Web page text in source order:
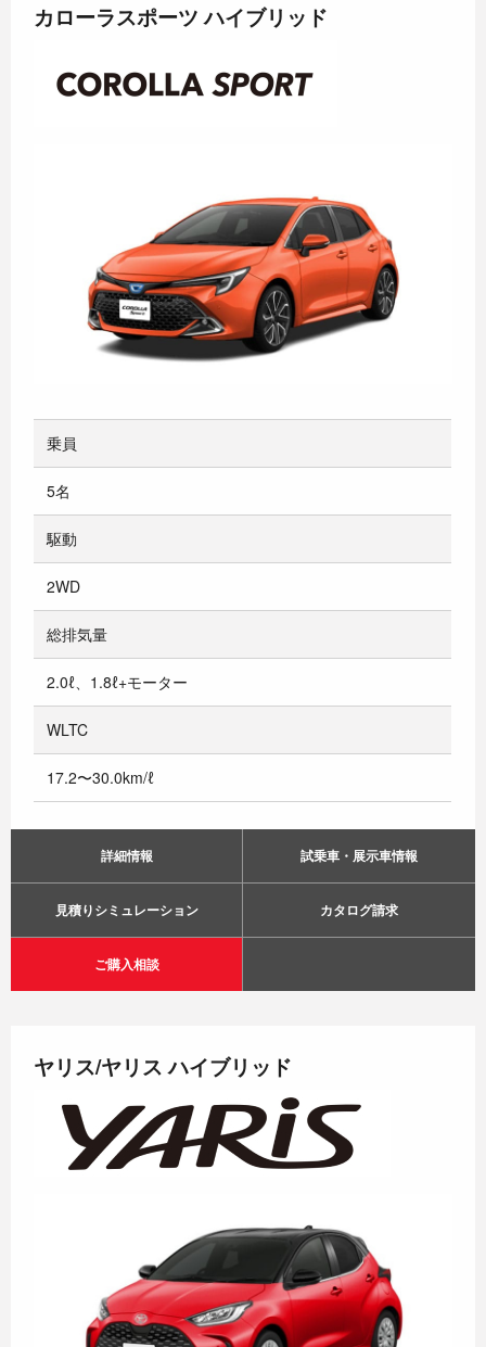
カローラスポーツ ハイブリッド
乗員
5名
駆動
2WD
総排気量
2.0ℓ、1.8ℓ+モーター
WLTC
17.2〜30.0km/ℓ
詳細情報 試乗車・展示車情報
見積りシミュレーション カタログ請求
ご購入相談
ヤリス/ヤリス ハイブリッド